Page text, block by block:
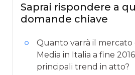
Saprai rispondere a
domande chiave
Quanto varrà il
Media in Italia a fine
principali trend in atto?